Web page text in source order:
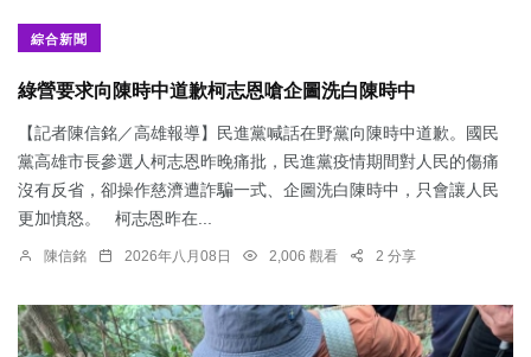
綜合新聞
綠營要求向陳時中道歉柯志恩嗆企圖洗白陳時中
【記者陳信銘／高雄報導】民進黨喊話在野黨向陳時中道歉。國民
黨高雄市長參選人柯志恩昨晚痛批，民進黨疫情期間對人民的傷痛
沒有反省，卻操作慈濟遭詐騙一式、企圖洗白陳時中，只會讓人民
更加憤怒。 柯志恩昨在...
陳信銘 2026年八月08日 2,006 觀看 2 分享